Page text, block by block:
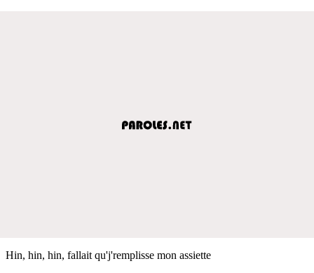
Hin, hin, hin, fallait qu'j'remplisse mon assiette